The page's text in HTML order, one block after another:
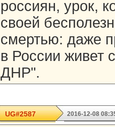
россиян, урок,
своей
смертью: даже
в России живет
ДНР".
UG#2587 2016-12-08